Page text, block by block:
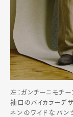
左：ガンチーニモチ
袖口のバイカラーデ
ネンのワイドなパン